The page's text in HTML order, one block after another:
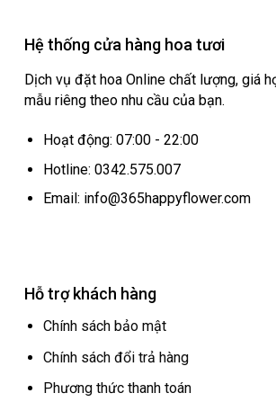
Hệ thống cửa hàng hoa tươi
Dịch vụ đặt hoa Online chất lượng, giá
mẫu riêng theo nhu cầu của bạn.
Hoạt động: 07:00 - 22:00
Hotline: 0342.575.007
Email: info@365happyflower.com
Hỗ trợ khách hàng
Chính sách bảo mật
Chính sách đổi trả hàng
Phương thức thanh toán